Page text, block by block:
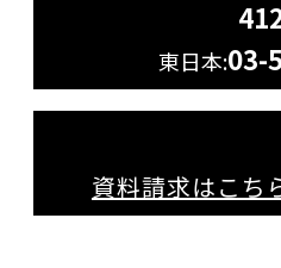
東日本:03-
資料請求はこち